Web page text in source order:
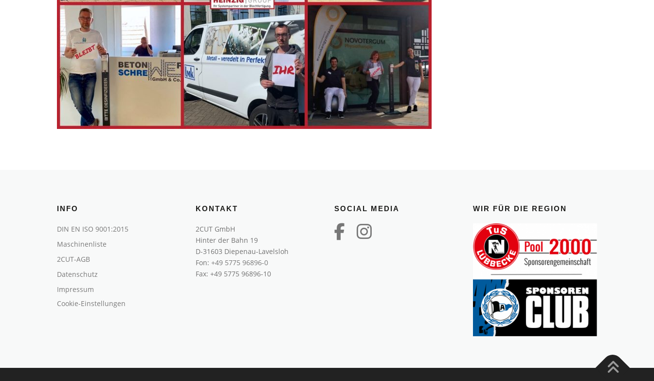
INFO
DIN EN ISO 9001:2015
Maschinenliste
2CUT-AGB
Datenschutz
Impressum
Cookie-Einstellungen
KONTAKT
2CUT GmbH
Hinter der Bahn 19
D-31603 Diepenau-Lavelsloh
Fon: +49 5775 96896-0
Fax: +49 5775 96896-10
SOCIAL MEDIA WIR FÜR DIE REGION